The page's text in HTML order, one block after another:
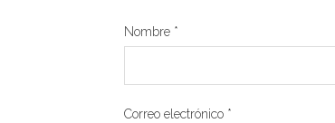
Nombre *
Correo electrónico *